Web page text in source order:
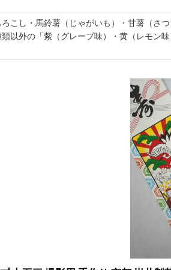
こし・馬鈴薯（じゃがいも）・甘薯（さ
以外の「紫（グレープ味）・黄（レモン